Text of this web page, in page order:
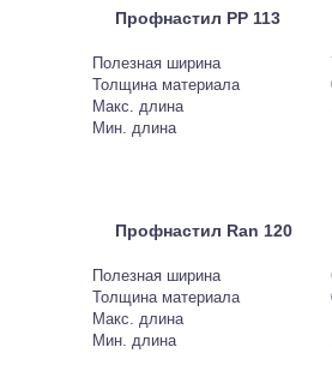
Профнастил PP 113
Полезная ширина
Толщина материала
Макс. длина
Мин. длина
Профнастил Ran 120
Полезная ширина
Толщина материала
Макс. длина
Мин. длина